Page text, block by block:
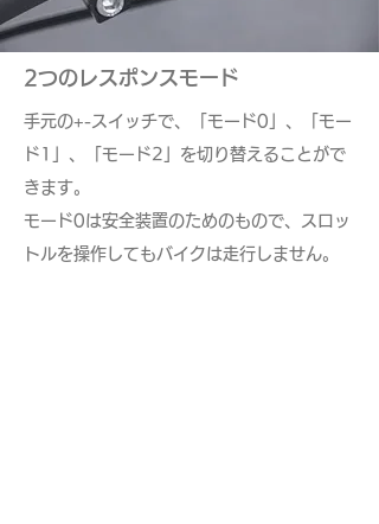
2つのレスポンスモード
手元の+-スイッチで、「モード0」、「モー
ド1」、「モード2」を切り替えることがで
きます。
モード0は安全装置のためのもので、スロッ
トルを操作してもバイクは走行しません。